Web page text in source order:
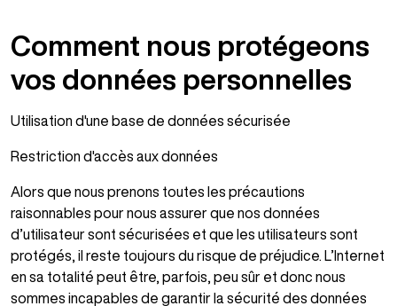
Comment nous protégeons
vos données personnelles
Utilisation d'une base de données sécurisée
Restriction d'accès aux données
Alors que nous prenons toutes les précautions
raisonnables pour nous assurer que nos données
d’utilisateur sont sécurisées et que les utilisateurs sont
protégés, il reste toujours du risque de préjudice. L’Internet
en sa totalité peut être, parfois, peu sûr et donc nous
sommes incapables de garantir la sécurité des données